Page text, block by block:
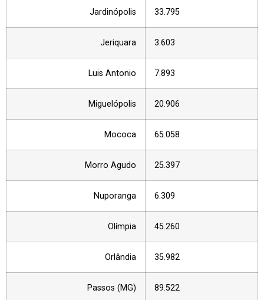
Jardinópolis 33.795
Jeriquara 3.603
Luis Antonio 7.893
Miguelópolis 20.906
Mococa 65.058
Morro Agudo 25.397
Nuporanga 6.309
Olímpia 45.260
Orlândia 35.982
Passos (MG) 89.522